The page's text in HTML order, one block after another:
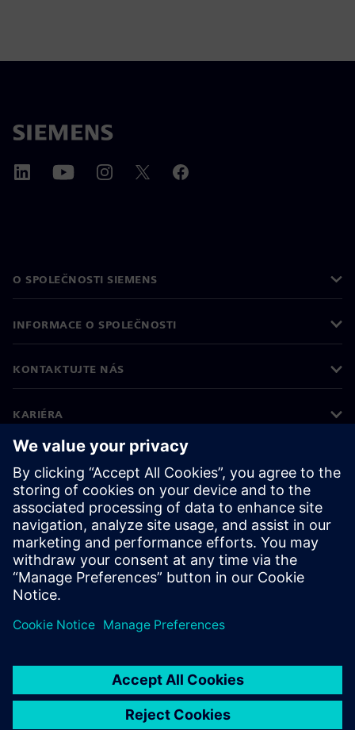
O SPOLEČNOSTI SIEMENS
INFORMACE O SPOLEČNOSTI
KONTAKTUJTE NÁS
KARIÉRA
©Siemens 2026
Informace o firmě
Oznámení o ochraně osobních údajů
Oznámení o souborech cookie
Podmínky používání
Digitální ID
Oznamování porušení